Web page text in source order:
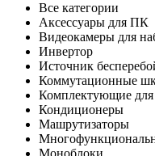
Все категории
Аксессуары для ПК
Видеокамеры для
Инвертор
Источник
Коммутационные
Комплектующие
Кондиционеры
Машрутизаторы
Моноблоки